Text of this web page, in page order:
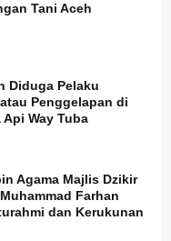
Tani Aceh
Diduga Pelaku
Penggelapan di
Way Tuba
Agama Majlis Dzikir
Farhan
dan Kerukunan